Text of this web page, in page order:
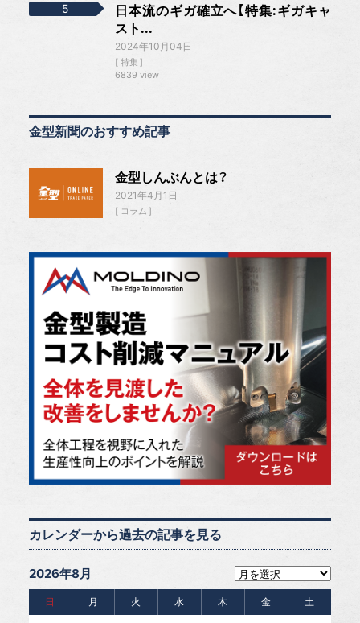
日本流のギガ確立へ【特集:ギガキャ
スト...
2024年10月04日
特集
6839 view
金型新聞のおすすめ記事
金型しんぶんとは？
2021年4月1日
コラム
カレンダーから過去の記事を見る
2026年8月
日 月 火 水 木 金 土